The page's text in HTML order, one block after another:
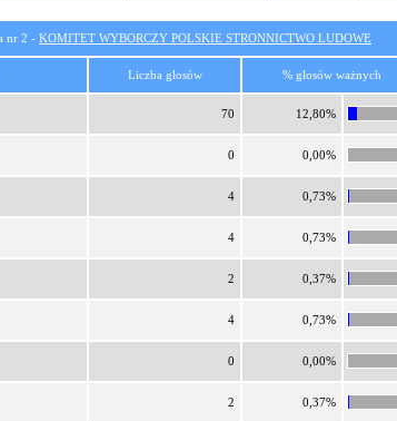
nr 2 - KOMITET WYBORCZY POLSKIE STRONNICTWO LUDOWE
Liczba głosów % głosów ważnych
70 12,80%
0 0,00%
4 0,73%
4 0,73%
2 0,37%
4 0,73%
0 0,00%
2 0,37%